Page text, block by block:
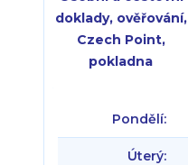
doklady, ověřování,
Czech Point,
pokladna
Pondělí:
Úterý: